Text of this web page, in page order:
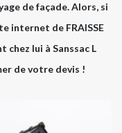
de façade. Alors, si
internet de FRAISSE
chez lui à Sanssac L
de votre devis !